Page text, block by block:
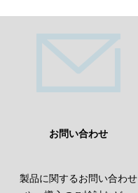
お問い合わせ
製品に関するお問い合わせ